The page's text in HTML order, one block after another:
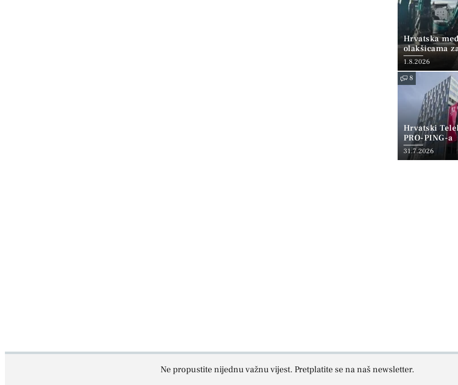
Hrvatska
olakšicama
1.8.2026
8
Hrvatski
PRO-PING-a
31.7.2026
Ne propustite nijednu važnu vijest. Pretplatite se na naš newsletter.